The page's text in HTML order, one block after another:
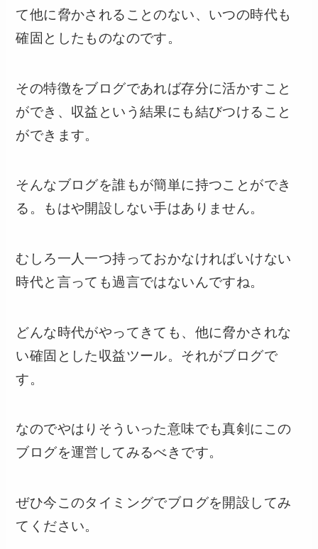
て他に脅かされることのない、いつの時代も
確固としたものなのです。
その特徴をブログであれば存分に活かすこと
ができ、収益という結果にも結びつけること
ができます。
そんなブログを誰もが簡単に持つことができ
る。もはや開設しない手はありません。
むしろ一人一つ持っておかなければいけない
時代と言っても過言ではないんですね。
どんな時代がやってきても、他に脅かされな
い確固とした収益ツール。それがブログで
す。
なのでやはりそういった意味でも真剣にこの
ブログを運営してみるべきです。
ぜひ今このタイミングでブログを開設してみ
てください。